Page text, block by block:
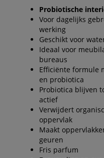
Probiotische
Voor dagelijks
werking
Geschikt voor
Ideaal voor
bureaus
Efficiënte formule
en probiotica
Probiotica blijven
actief
Verwijdert
oppervlak
Maakt
geuren
Fris parfum